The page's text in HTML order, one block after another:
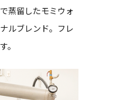
蒸留したモミウォ
ルブレンド。フレ
。